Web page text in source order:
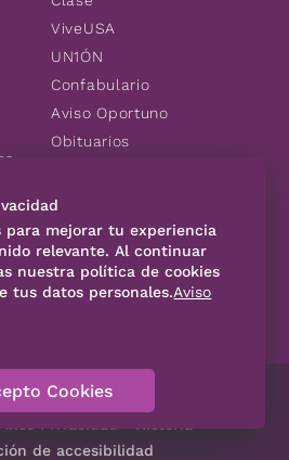
ViveUSA
UN1ÓN
Confabulario
Aviso Oportuno
Obituarios
Consultas
SÍGUENOS
Código de Ética
Privacidad
Historia
de accesibilidad
para mejorar tu experiencia
relevante. Al continuar
nuestra política de cookies
tus datos personales.Aviso
Cookies